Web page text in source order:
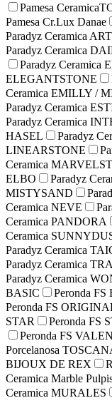
Pamesa
Pamesa Cr.Lux Danae
Paradyz Ceramica
Paradyz Ceramica
Paradyz
ELEGANTSTONE
Ceramica EMILLY /
Paradyz Ceramica
Paradyz Ceramica
HASEL
Paradyz
LINEARSTONE
Ceramica
ELBO
Paradyz
MISTYSAND
Ceramica NEVE
Ceramica PANDORA
Ceramica
Paradyz Ceramica
Paradyz Ceramica
Paradyz Ceramica
BASIC
Peronda FS
Peronda FS
STAR
Peronda FS
Peronda FS
Porcelanosa
BIJOUX DE REX
Ceramica Marble
Ceramica MURALES